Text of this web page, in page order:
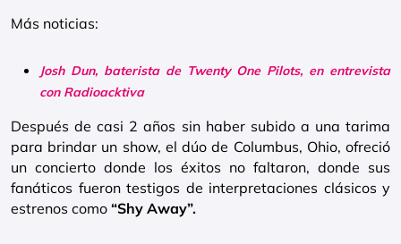
Más noticias:
Josh Dun, baterista de Twenty One Pilots, en entrevista
con Radioacktiva
Después de casi 2 años sin haber subido a una tarima
para brindar un show, el dúo de Columbus, Ohio, ofreció
un concierto donde los éxitos no faltaron, donde sus
fanáticos fueron testigos de interpretaciones clásicos y
estrenos como “Shy Away”.